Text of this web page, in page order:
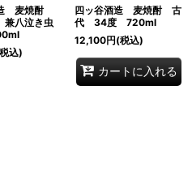
麦焼酎
兼八泣き虫
込)
四ッ谷酒造 麦焼酎 古
代 34度 720ml
12,100円(税込)
カートに入れる